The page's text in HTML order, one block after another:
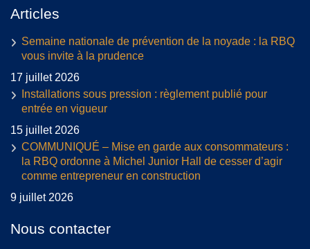
Articles
Semaine nationale de prévention de la noyade : la RBQ
vous invite à la prudence
17 juillet 2026
Installations sous pression : règlement publié pour
entrée en vigueur
15 juillet 2026
COMMUNIQUÉ – Mise en garde aux consommateurs :
la RBQ ordonne à Michel Junior Hall de cesser d’agir
comme entrepreneur en construction
9 juillet 2026
Nous contacter